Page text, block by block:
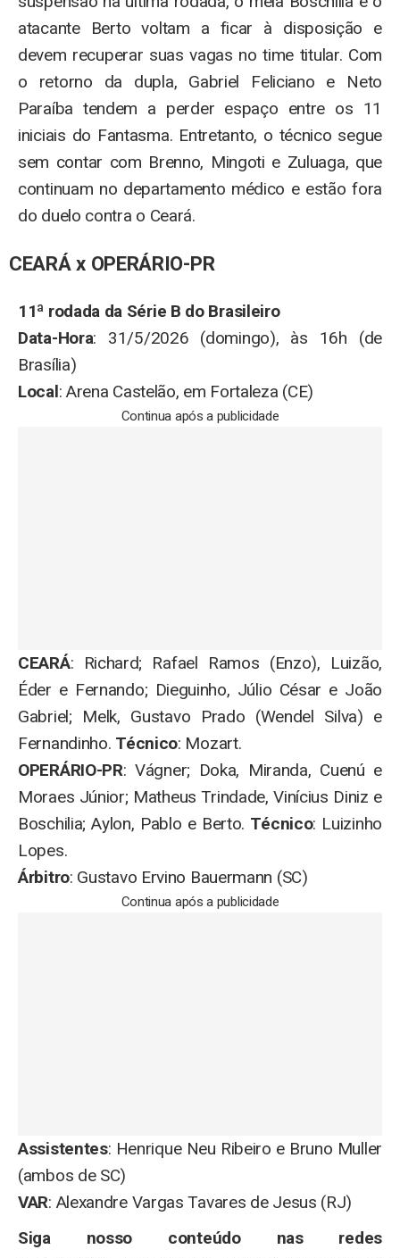
atacante Berto voltam a ficar à disposição e
devem recuperar suas vagas no time titular. Com
o retorno da dupla, Gabriel Feliciano e Neto
Paraíba tendem a perder espaço entre os 11
iniciais do Fantasma. Entretanto, o técnico segue
sem contar com Brenno, Mingoti e Zuluaga, que
continuam no departamento médico e estão fora
do duelo contra o Ceará.
CEARÁ x OPERÁRIO-PR
11ª rodada da Série B do Brasileiro
Data-Hora: 31/5/2026 (domingo), às 16h (de
Brasília)
Local: Arena Castelão, em Fortaleza (CE)
Continua após a publicidade
CEARÁ: Richard; Rafael Ramos (Enzo), Luizão,
Éder e Fernando; Dieguinho, Júlio César e João
Gabriel; Melk, Gustavo Prado (Wendel Silva) e
Fernandinho. Técnico: Mozart.
OPERÁRIO-PR: Vágner; Doka, Miranda, Cuenú e
Moraes Júnior; Matheus Trindade, Vinícius Diniz e
Boschilia; Aylon, Pablo e Berto. Técnico: Luizinho
Lopes.
Árbitro: Gustavo Ervino Bauermann (SC)
Continua após a publicidade
Assistentes: Henrique Neu Ribeiro e Bruno Muller
(ambos de SC)
VAR: Alexandre Vargas Tavares de Jesus (RJ)
Siga nosso conteúdo nas redes